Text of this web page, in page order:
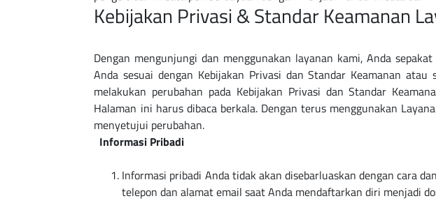
Kebijakan Privasi & Standar Keamanan
Dengan mengunjungi dan menggunakan layanan kami, Anda
Anda sesuai dengan Kebijakan Privasi dan Standar Keamanan
melakukan perubahan pada Kebijakan Privasi dan Standar
Halaman ini harus dibaca berkala. Dengan terus menggunakan
menyetujui perubahan.
Informasi Pribadi
Informasi pribadi Anda tidak akan disebarluaskan dengan cara
telepon dan alamat email saat Anda mendaftarkan diri menjadi